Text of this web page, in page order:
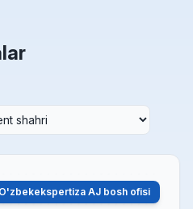
O'zbekekspertiza AJ bosh ofisi